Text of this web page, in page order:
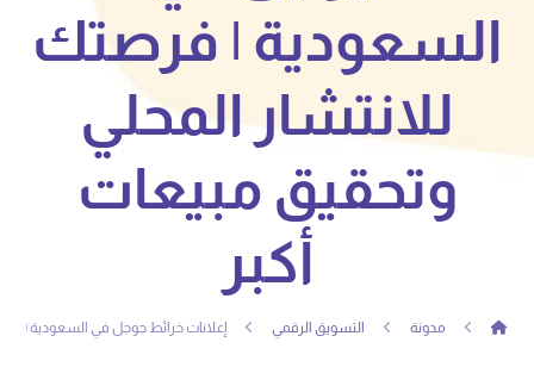
السعودية | فرصتك
للانتشار المحلي
وتحقيق مبيعات
أكبر
مدونة التسويق الرقمي إعلانات خرائط جوجل في السعودية |